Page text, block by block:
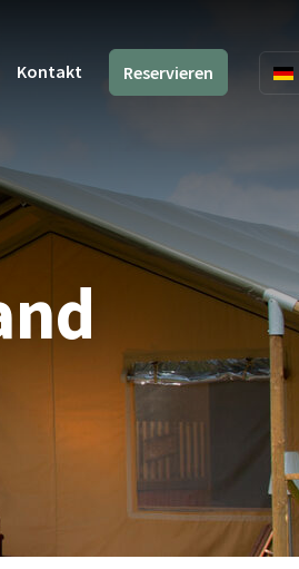
Kontakt Reservieren